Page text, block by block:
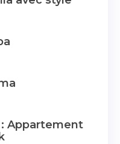
: Appartement